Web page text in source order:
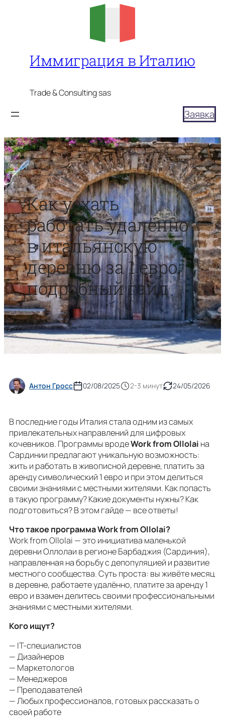
Иммиграция в Италию
Trade & Consulting sas
Заявка
Как уехать
работать удалённо
в итальянскую
деревню за 1 евро:
подробный гайд
Антон Гросс 02/08/2025 2-3 минут 24/05/2026
В последние годы Италия стала одним из самых
привлекательных направлений для цифровых
кочевников. Программы вродеWork from Ollolai на
Сардинии предлагают уникальную возможность:
жить и работать в живописной деревне, платить за
аренду символический 1 евро и при этом делиться
своими знаниями с местными жителями. Как попасть
в такую программу? Какие документы нужны? Как
подготовиться? В этом гайде — все ответы!
Что такое программа Work from Ollolai?
Work from Ollolai — это инициатива маленькой
деревни Оллолаи в регионе Барбаджия (Сардиния),
направленная на борьбу с депопуляцией и развитие
местного сообщества. Суть проста: вы живёте месяц
в деревне, работаете удалённо, платите за аренду 1
евро и взамен делитесь своими профессиональными
знаниями с местными жителями.
Кого ищут?
— IT-специалистов
— Дизайнеров
— Маркетологов
— Менеджеров
— Преподавателей
— Любых профессионалов, готовых рассказать о
своей работе